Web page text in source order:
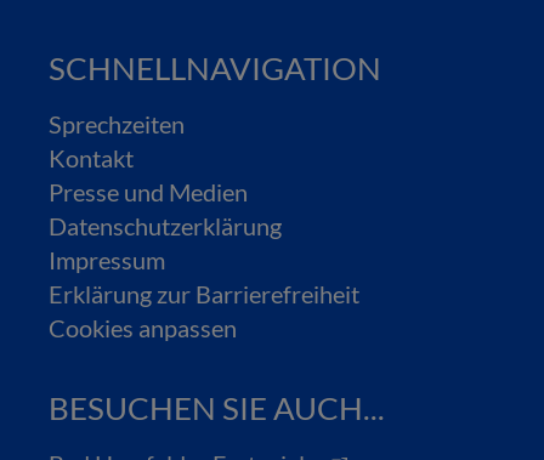
SCHNELLNAVIGATION
Sprechzeiten
Kontakt
Presse und Medien
Datenschutzerklärung
Impressum
Erklärung zur Barrierefreiheit
Cookies anpassen
BESUCHEN SIE AUCH...